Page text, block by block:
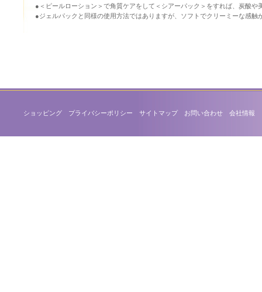
●＜ピールローション＞で角質ケアをして＜シアーパック＞をすれば、炭酸や
●ジェルパックと同様の使用方法ではありますが、ソフトでクリーミーな感触
ショッピング プライバシーポリシー サイトマップ お問い合わせ 会社情報